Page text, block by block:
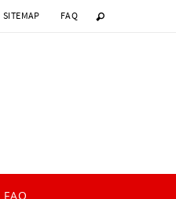
SITEMAP FAQ
FAQ